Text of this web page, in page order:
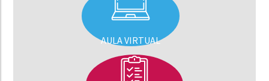
AULA VIRTUAL